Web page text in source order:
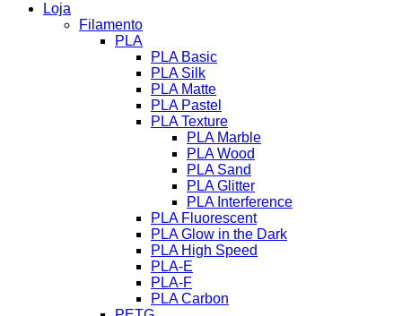
Loja
Filamento
PLA
PLA Basic
PLA Silk
PLA Matte
PLA Pastel
PLA Texture
PLA Marble
PLA Wood
PLA Sand
PLA Glitter
PLA Interference
PLA Fluorescent
PLA Glow in the Dark
PLA High Speed
PLA-E
PLA-F
PLA Carbon